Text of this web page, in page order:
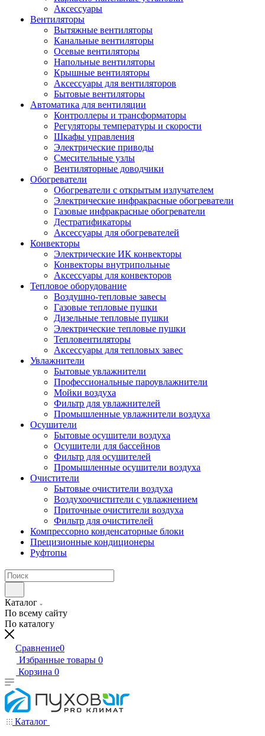
Аксессуары
Вентиляторы
Вытяжные вентиляторы
Канальные вентиляторы
Осевые вентиляторы
Напольные вентиляторы
Крышные вентиляторы
Аксессуары для вентиляторов
Бытовые вентиляторы
Автоматика для вентиляции
Контроллеры и трансформаторы
Регуляторы температуры и скорости
Шкафы управления
Электрические приводы
Смесительные узлы
Вентиляторные доводчики
Обогреватели
Обогреватели с открытым излучателем
Электрические инфракрасные обогреватели
Газовые инфракрасные обогреватели
Дестратификаторы
Аксессуары для обогревателей
Конвекторы
Электрические ИК конвекторы
Конвекторы внутрипольные
Аксессуары для конвекторов
Тепловое оборудование
Воздушно-тепловые завесы
Газовые тепловые пушки
Дизельные тепловые пушки
Электрические тепловые пушки
Тепловентиляторы
Аксессуары для тепловых завес
Увлажнители
Бытовые увлажнители
Профессиональные пароувлажнители
Мойки воздуха
Фильтр для увлажнителей
Промышленные увлажнители воздуха
Осушители
Бытовые осушители воздуха
Осушители для бассейнов
Фильтр для осушителей
Промышленные осушители воздуха
Очистители
Бытовые очистители воздуха
Воздухоочистители с увлажнением
Приточные очистители воздуха
Фильтр для очистителей
Компрессорно конденсаторные блоки
Прецизионные кондиционеры
Руфтопы
Каталог
По всему сайту
По каталогу
Сравнение0
Избранные товары 0
Корзина 0
Каталог